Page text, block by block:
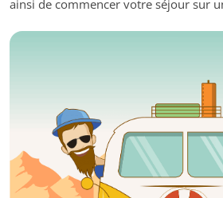
ainsi de commencer votre séjour sur